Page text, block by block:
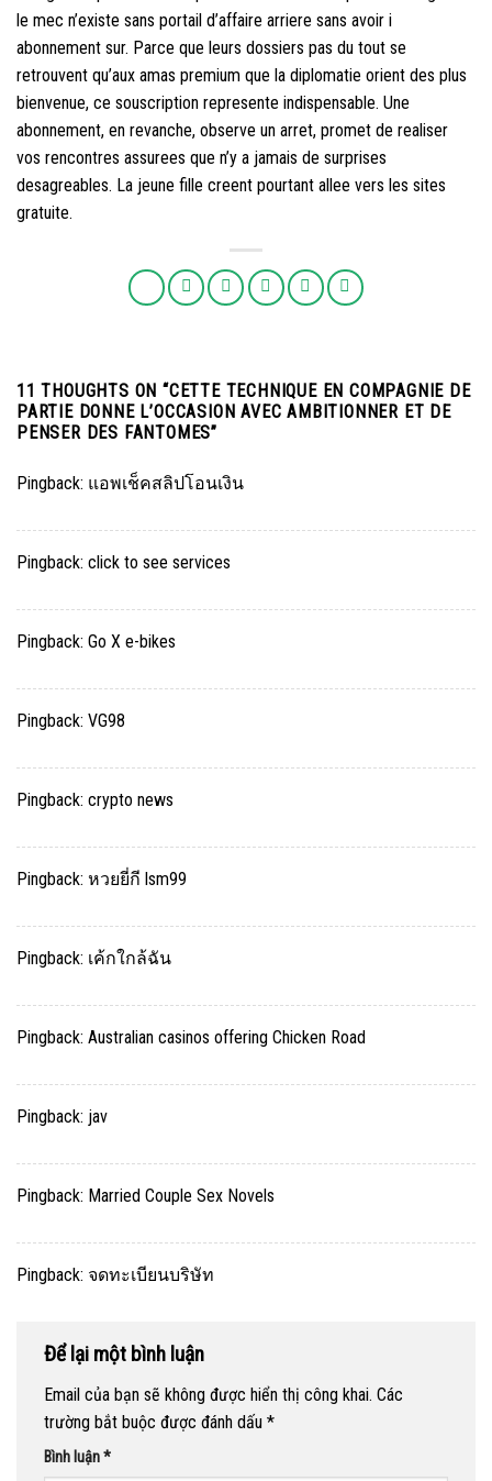
le mec n’existe sans portail d’affaire arriere sans avoir i
abonnement sur. Parce que leurs dossiers pas du tout se
retrouvent qu’aux amas premium que la diplomatie orient des plus
bienvenue, ce souscription represente indispensable. Une
abonnement, en revanche, observe un arret, promet de realiser
vos rencontres assurees que n’y a jamais de surprises
desagreables. La jeune fille creent pourtant allee vers les sites
gratuite.
11 THOUGHTS ON “CETTE TECHNIQUE EN COMPAGNIE DE
PARTIE DONNE L’OCCASION AVEC AMBITIONNER ET DE
PENSER DES FANTOMES”
Pingback: แอพเช็คสลิปโอนเงิน
Pingback: click to see services
Pingback: Go X e-bikes
Pingback: VG98
Pingback: crypto news
Pingback: หวยยี่กี lsm99
Pingback: เค้กใกล้ฉัน
Pingback: Australian casinos offering Chicken Road
Pingback: jav
Pingback: Married Couple Sex Novels
Pingback: จดทะเบียนบริษัท
Để lại một bình luận
Email của bạn sẽ không được hiển thị công khai. Các
trường bắt buộc được đánh dấu *
Bình luận*